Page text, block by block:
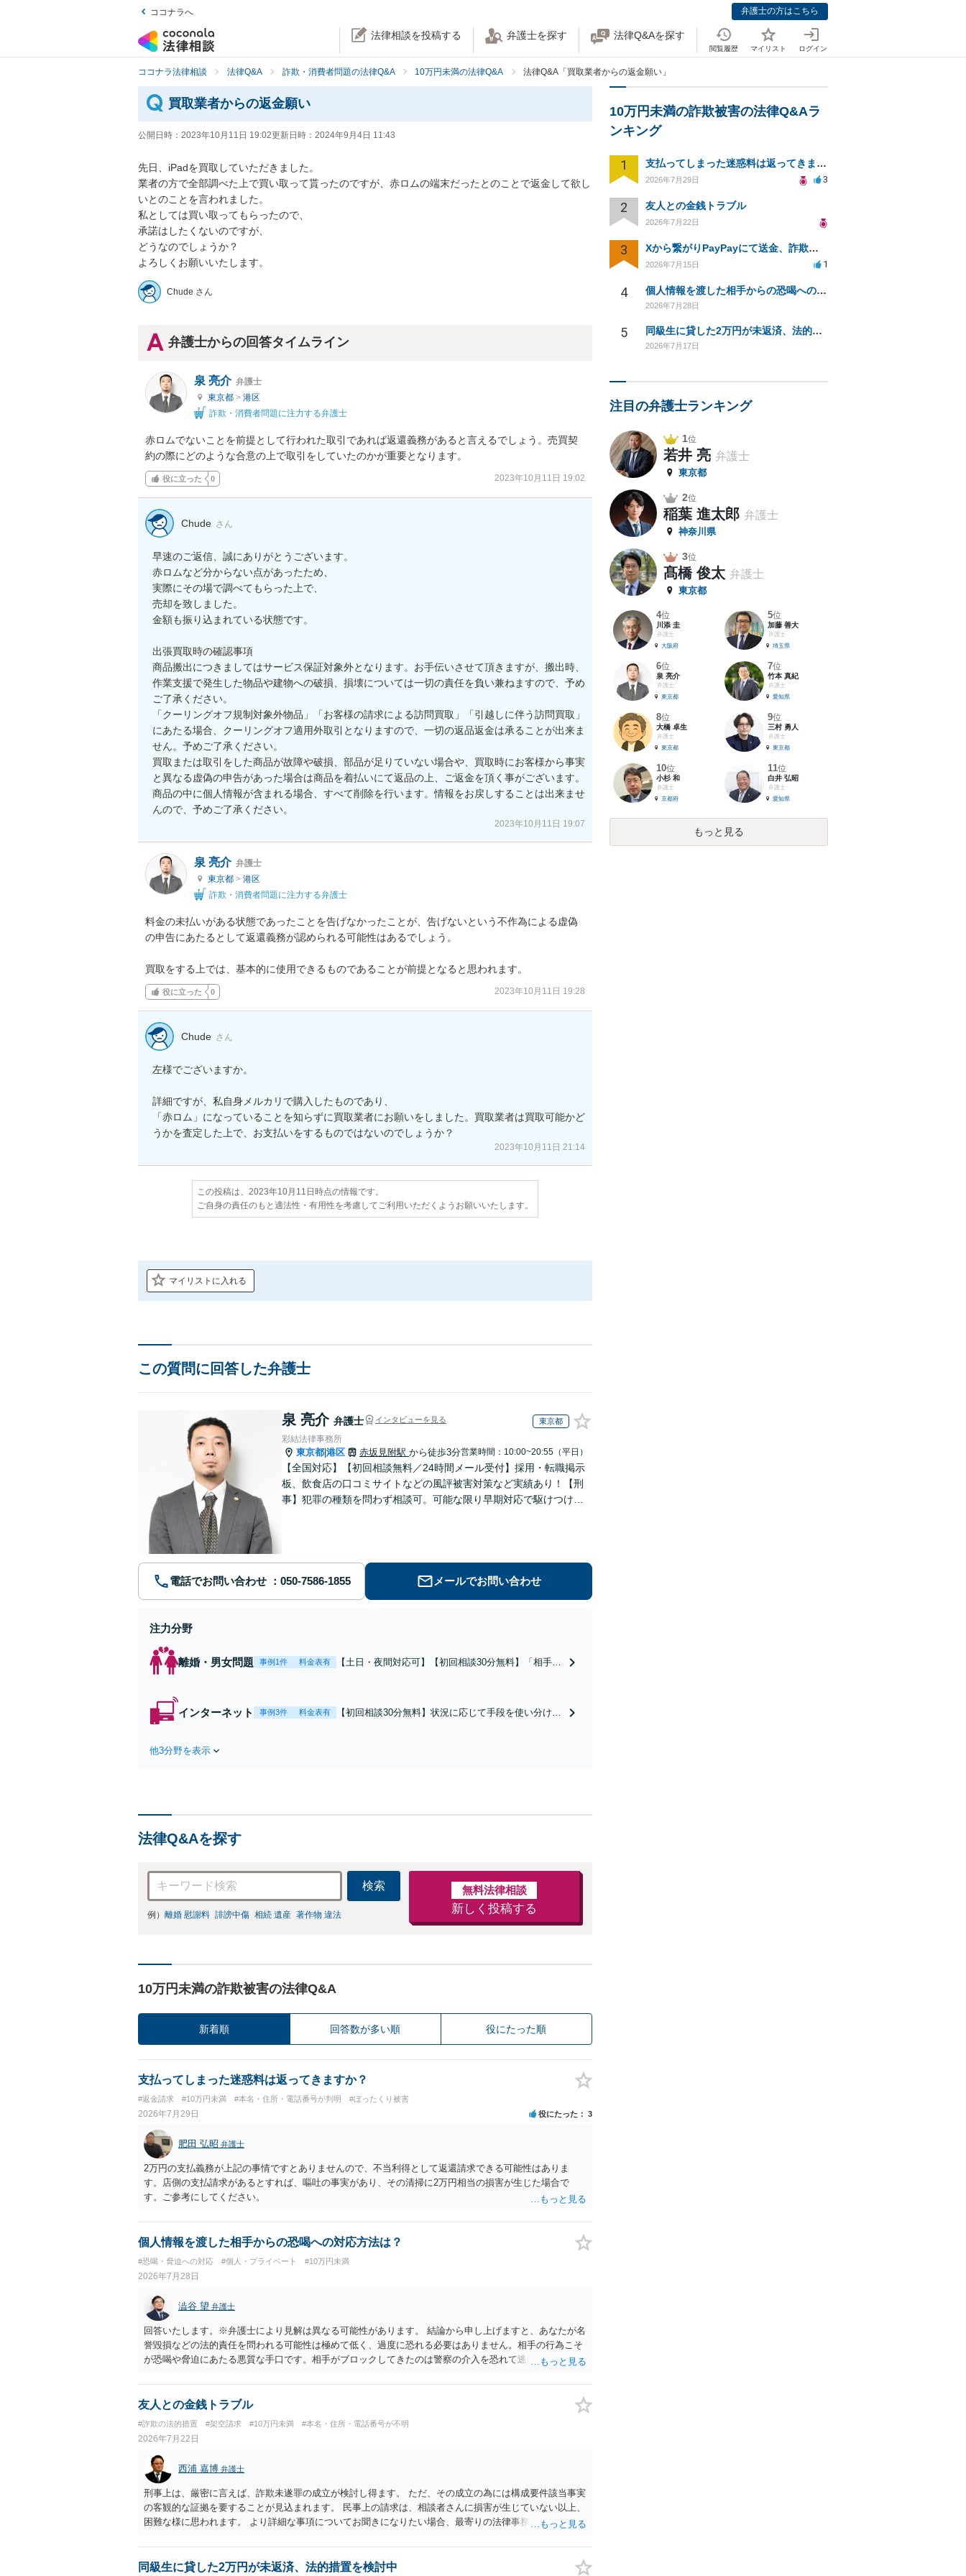
ココナラへ 弁護士の方はこちら
法律相談を投稿する 弁護士を探す 法律Q&Aを探す
閲覧履歴 マイリスト ログイン
ココナラ法律相談 法律Q&A 詐欺・消費者問題の法律Q&A 10万円未満の法律Q&A 法律Q&A「買取業者からの返金願い」
買取業者からの返金願い
公開日時： 2023年10月11日 19:02更新日時： 2024年9月4日 11:43
先日、iPadを買取していただきました。
業者の方で全部調べた上で買い取って貰ったのですが、赤ロムの端末だったとのことで返金して欲し
いとのことを言われました。
私としては買い取ってもらったので、
承諾はしたくないのですが、
どうなのでしょうか？
よろしくお願いいたします。
Chude さん
弁護士からの回答タイムライン
泉 亮介 弁護士
東京都 > 港区
詐欺・消費者問題に注力する弁護士
赤ロムでないことを前提として行われた取引であれば返還義務があると言えるでしょう。売買契
約の際にどのような合意の上で取引をしていたのかが重要となります。
役に立った 0 2023年10月11日 19:02
Chude さん
早速のご返信、誠にありがとうございます。
赤ロムなど分からない点があったため、
実際にその場で調べてもらった上で、
売却を致しました。
金額も振り込まれている状態です。
出張買取時の確認事項
商品搬出につきましてはサービス保証対象外となります。お手伝いさせて頂きますが、搬出時、
作業支援で発生した物品や建物への破損、損壊については一切の責任を負い兼ねますので、予め
ご了承ください。
「クーリングオフ規制対象外物品」「お客様の請求による訪問買取」「引越しに伴う訪問買取」
にあたる場合、クーリングオフ適用外取引となりますので、一切の返品返金は承ることが出来ま
せん。予めご了承ください。
買取または取引をした商品が故障や破損、部品が足りていない場合や、買取時にお客様から事実
と異なる虚偽の申告があった場合は商品を着払いにて返品の上、ご返金を頂く事がございます。
商品の中に個人情報が含まれる場合、すべて削除を行います。情報をお戻しすることは出来ませ
2023年10月11日 19:07
泉 亮介 弁護士
東京都 > 港区
詐欺・消費者問題に注力する弁護士
料金の未払いがある状態であったことを告げなかったことが、告げないという不作為による虚偽
の申告にあたるとして返還義務が認められる可能性はあるでしょう。
買取をする上では、基本的に使用できるものであることが前提となると思われます。
役に立った 0 2023年10月11日 19:28
Chude さん
左様でございますか。
詳細ですが、私自身メルカリで購入したものであり、
「赤ロム」になっていることを知らずに買取業者にお願いをしました。買取業者は買取可能かど
うかを査定した上で、お支払いをするものではないのでしょうか？
2023年10月11日 21:14
この投稿は、2023年10月11日時点の情報です。
ご自身の責任のもと適法性・有用性を考慮してご利用いただくようお願いいたします。
マイリストに入れる
この質問に回答した弁護士
泉 亮介 弁護士 インタビューを見る 東京都
彩結法律事務所
東京都 港区 赤坂見附駅 から徒歩3分営業時間：10:00~20:55（平日）
【全国対応】【初回相談無料／24時間メール受付】採用・転職掲示
板、飲食店の口コミサイトなどの風評被害対策など実績あり！【刑
事】犯罪の種類を問わず相談可。可能な限り早期対応で駆けつけサ
電話でお問い合わせ メールでお問い合わせ
注力分野
離婚・男女問題 事例1件 料金表有
【土日・夜間対応可】【初回相談30分無料】「相手方
金額アップ／減額交渉も対応可」【完全個室対応】
インターネット 事例3件 料金表有
【初回相談30分無料】状況に応じて手段を使い分け、
他3分野を表示
法律Q&Aを探す
検索
例） 離婚 慰謝料 誹謗中傷 相続 遺産 著作物 違法
無料法律相談
新しく投稿する
10万円未満の詐欺被害の法律Q&A
新着順 回答数が多い順 役にたった順
支払ってしまった迷惑料は返ってきますか？
#返金請求 #10万円未満 #本名・住所・電話番号が判明 #ぼったくり被害
2026年7月29日 役にたった 3
肥田 弘昭 弁護士
2万円の支払義務が上記の事情ですとありませんので、不当利得として返還請求できる可能性はありま
す。店側の支払請求があるとすれば、嘔吐の事実があり、その清掃に2万円相当の損害が生じた場合で
す。ご参考にしてください。
個人情報を渡した相手からの恐喝への対応方法は？
#恐喝・脅迫への対応 #個人・プライベート #10万円未満
2026年7月28日
澁谷 望 弁護士
回答いたします。※弁護士により見解は異なる可能性があります。 結論から申し上げますと、あなたが名
誉毀損などの法的責任を問われる可能性は極めて低く、過度に恐れる必要はありません。相手の行為こそ
が恐喝や脅迫にあたる悪質な手口です。相手がブロックしてきたのは警察の介入を恐れて逃げた可能性が
りで「詐欺か」と聞いただけで名誉毀損は成立しません） ・マイナンバー総合フリーダイヤルへ連絡し、
カードの一時停止と再発行手続きを行う ・万が一に備え、会社には「個人情報を悪用されたトラブルに巻
来ても一切応じず、警察へ追加の報告を行ってください。
友人との金銭トラブル
#詐欺の法的措置 #架空請求 #10万円未満 #本名・住所・電話番号が不明
2026年7月22日
西浦 嘉博 弁護士
刑事上は、厳密に言えば、詐欺未遂罪の成立が検討し得ます。 ただ、その成立の為には構成要件該当事実
の客観的な証拠を要することが見込まれます。 民事上の請求は、相談者さんに損害が生じていない以上、
困難な様に思われます。 より詳細な事項についてお聞きになりたい場合、最寄りの法律事務所での相談を
同級生に貸した2万円が未返済、法的措置を検討中
10万円未満の詐欺被害の法律Q&Aラ
ンキング
1 支払ってしまった迷惑料は返ってきますか？
2026年7月29日 3
2 友人との金銭トラブル
2026年7月22日
3 Xから繋がりPayPayにて送金、詐欺被害。
2026年7月15日 1
4 個人情報を渡した相手からの恐喝への対応方法は？
2026年7月28日
5 同級生に貸した2万円が未返済、法的措置を検討中
2026年7月17日
注目の弁護士ランキング
1位
若井 亮 弁護士
東京都
2位
稲葉 進太郎 弁護士
神奈川県
3位
髙橋 俊太 弁護士
東京都
4位
川添 圭
弁護士
大阪府
5位
加藤 善大
弁護士
埼玉県
6位
泉 亮介
弁護士
東京都
7位
竹本 真紀
弁護士
愛知県
8位
大橋 卓生
弁護士
東京都
9位
三村 勇人
弁護士
東京都
10位
小杉 和
弁護士
京都府
11位
白井 弘昭
弁護士
愛知県
もっと見る